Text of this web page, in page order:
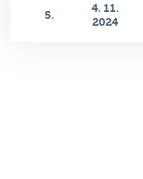
5.
4. 11.
2024